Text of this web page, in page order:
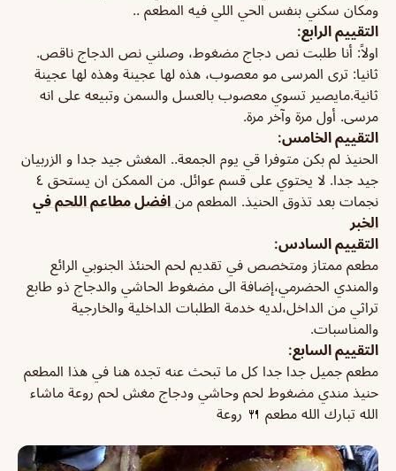
ومكان سكني بنفس الحي اللي فيه المطعم ..
التقييم الرابع:
اولاً: أنا طلبت نص دجاج مضغوط، وصلني نص الدجاج ناقص.
ثانيا: ترى المرسى مو معصوب، هذه لها عجينة وهذه لها عجينة
ثانية.مايصير تسوي معصوب بالعسل والسمن وتبيعه على انه
مرسى. أول مرة وآخر مرة.
التقييم الخامس:
الحنيذ لم بكن متوفرا قي يوم الجمعة.. المغش جيد جدا و الزربيان
جيد جدا. لا يحتوي على قسم عوائل. من الممكن ان يستحق ٤
نجمات بعد تذوق الحنيذ. المطعم من افضل مطاعم اللحم في
الخبر
التقييم السادس:
مطعم ممتاز ومتخصص في تقديم لحم الحنئذ الجنوبي الرائع
والمندي الحضرمي،إضافة الى مضغوط الحاشي والدجاج ذو طابع
تراثي من الداخل،لديه خدمة الطلبات الداخلية والخارجية
والمناسبات.
التقييم السابع:
مطعم جميل جدا جدا كل ما تبحث عنه تجده هنا في هذا المطعم
حنيذ مندي مضغوط لحم وحاشي ودجاج مغش لحم روعة ماشاء
الله تبارك الله مطعم 🍴 روعة